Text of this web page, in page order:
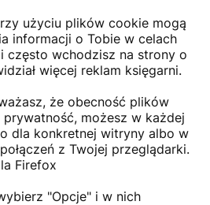
użyciu plików cookie mogą
informacji o Tobie w celach
często wchodzisz na strony o
więcej reklam księgarni.
że obecność plików
możesz w każdej
dla konkretnej witryny albo w
z Twojej przeglądarki.
Firefox
"Opcje" i w nich